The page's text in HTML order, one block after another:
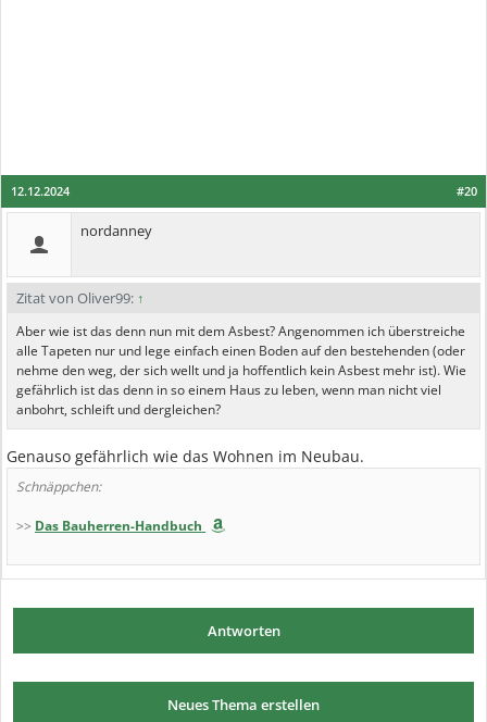
#20
12.12.2024
nordanney
Zitat von Oliver99: ↑
Aber wie ist das denn nun mit dem Asbest? Angenommen ich überstreiche
alle Tapeten nur und lege einfach einen Boden auf den bestehenden (oder
nehme den weg, der sich wellt und ja hoffentlich kein Asbest mehr ist). Wie
gefährlich ist das denn in so einem Haus zu leben, wenn man nicht viel
anbohrt, schleift und dergleichen?
Genauso gefährlich wie das Wohnen im Neubau.
Schnäppchen:
>> Das Bauherren-Handbuch
Antworten
Neues Thema erstellen